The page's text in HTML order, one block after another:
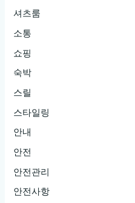
셔츠룸
소통
쇼핑
숙박
스릴
스타일링
안내
안전
안전관리
안전사항